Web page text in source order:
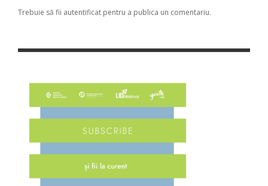
Trebuie să fii autentificat pentru a publica un comentariu.